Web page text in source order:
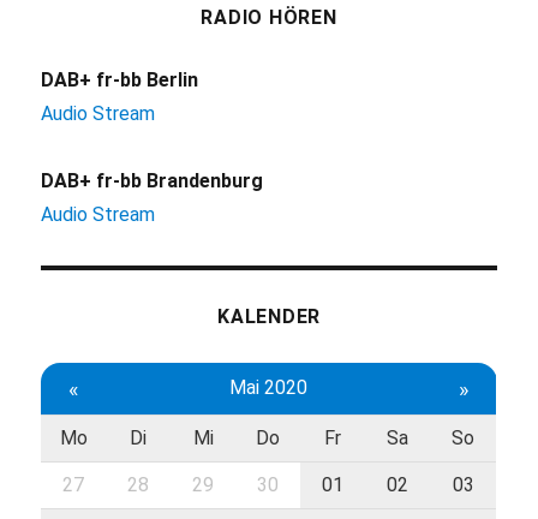
RADIO HÖREN
DAB+ fr-bb Berlin
Audio Stream
DAB+ fr-bb Brandenburg
Audio Stream
KALENDER
« Mai 2020 »
Mo Di Mi Do Fr Sa So
27 28 29 30 01 02 03